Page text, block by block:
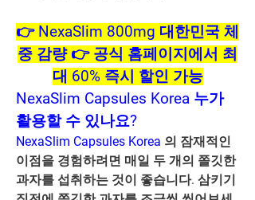
👉 NexaSlim 800mg 대한민국 체
중 감량 👉 공식 홈페이지에서 최
대 60% 즉시 할인 가능
NexaSlim Capsules Korea 누가
활용할 수 있나요?
NexaSlim Capsules Korea 의 잠재적인
이점을 경험하려면 매일 두 개의 쫄깃한
과자를 섭취하는 것이 좋습니다. 삼키기